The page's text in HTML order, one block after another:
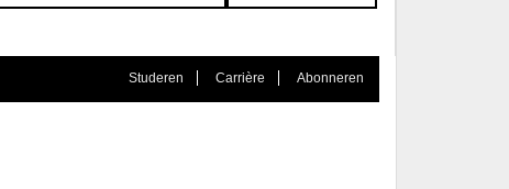
Studeren Carrière Abonneren